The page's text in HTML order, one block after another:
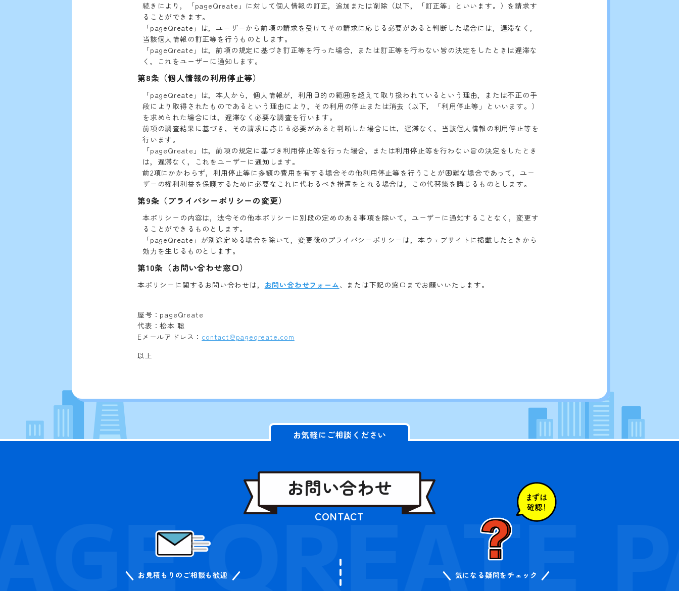
続きにより，「pageQreate」に対して個人情報の訂正，追加または削除（以下，「訂正等」といいます。）を請求す
ることができます。
「pageQreate」は，ユーザーから前項の請求を受けてその請求に応じる必要があると判断した場合には，遅滞なく，
当該個人情報の訂正等を行うものとします。
「pageQreate」は，前項の規定に基づき訂正等を行った場合，または訂正等を行わない旨の決定をしたときは遅滞な
く，これをユーザーに通知します。
第8条（個人情報の利用停止等）
「pageQreate」は，本人から，個人情報が，利用目的の範囲を超えて取り扱われているという理由，または不正の手
段により取得されたものであるという理由により，その利用の停止または消去（以下，「利用停止等」といいます。）
を求められた場合には，遅滞なく必要な調査を行います。
前項の調査結果に基づき，その請求に応じる必要があると判断した場合には，遅滞なく，当該個人情報の利用停止等を
行います。
「pageQreate」は，前項の規定に基づき利用停止等を行った場合，または利用停止等を行わない旨の決定をしたとき
は，遅滞なく，これをユーザーに通知します。
前2項にかかわらず，利用停止等に多額の費用を有する場合その他利用停止等を行うことが困難な場合であって，ユー
ザーの権利利益を保護するために必要なこれに代わるべき措置をとれる場合は，この代替策を講じるものとします。
第9条（プライバシーポリシーの変更）
本ポリシーの内容は，法令その他本ポリシーに別段の定めのある事項を除いて，ユーザーに通知することなく，変更す
ることができるものとします。
「pageQreate」が別途定める場合を除いて，変更後のプライバシーポリシーは，本ウェブサイトに掲載したときから
効力を生じるものとします。
第10条（お問い合わせ窓口）
本ポリシーに関するお問い合わせは， お問い合わせフォーム、または下記の窓口までお願いいたします。
屋号：pageQreate
代表：松本 聡
Eメールアドレス： contact@pageqreate.com
以上
QREATE
お気軽にご相談ください
お問い合わせ
CONTACT
お見積もりのご相談も歓迎 気になる疑問をチェック